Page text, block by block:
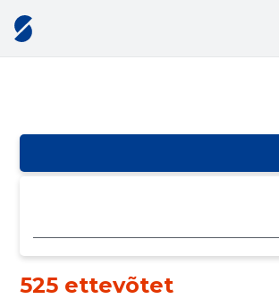
525 ettevõtet